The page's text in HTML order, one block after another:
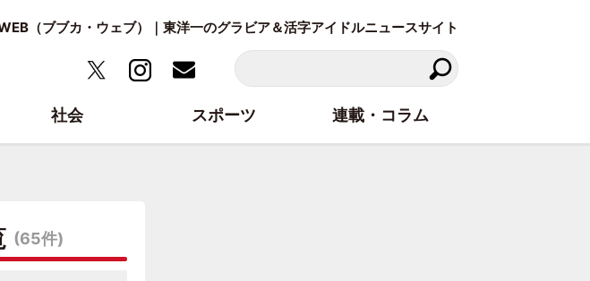
（ブブカ・ウェブ）｜東洋一のグラビア＆活字アイドルニュースサイト
(65件)
社会 スポーツ 連載・コラム